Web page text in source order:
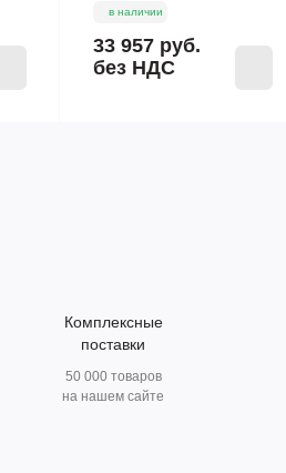
в наличии
33 957 руб.
без НДС
Комплексные
поставки
50 000 товаров
на нашем сайте